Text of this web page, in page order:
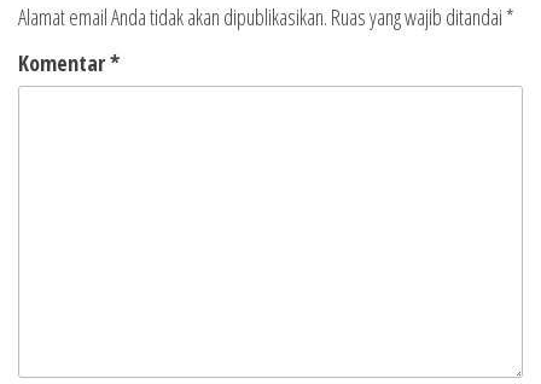
Alamat email Anda tidak akan dipublikasikan. Ruas yang wajib ditandai *
Komentar*